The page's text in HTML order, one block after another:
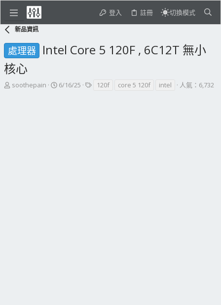
登入 註冊 切換模式
新品資訊
處理器 Intel Core 5 120F , 6C12T 無小
核心
主
soothepain
開
6/16/25
標120f core 5 120f intel 人氣：6,732